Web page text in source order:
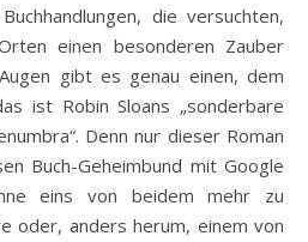
die versuchten,
einen besonderen Zauber
gibt es genau einen, dem
ist Robin Sloans „sonderbare
Denn nur dieser Roman
Buch-Geheimbund mit Google
eins von beidem mehr zu
oder, anders herum, einem von